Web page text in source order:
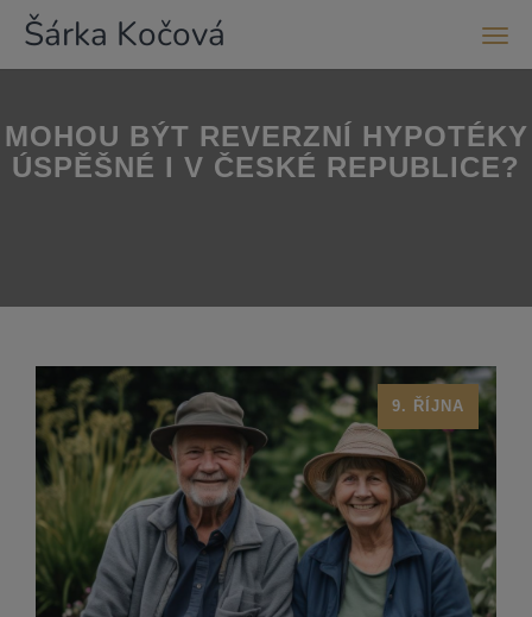
Šárka Kočová
MOHOU BÝT REVERZNÍ HYPOTÉKY
ÚSPĚŠNÉ I V ČESKÉ REPUBLICE?
9. ŘÍJNA